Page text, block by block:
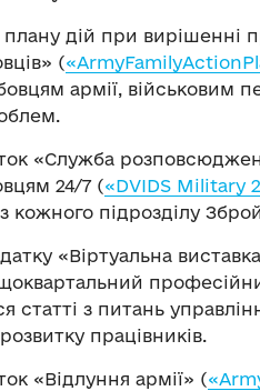
дій при вирішенні
(
армії, військовим
«Служба
24/7 («DVIDS Military
з кожного підрозділу
«Віртуальна
статті з питань
працівників.
«Відлуння армії» (